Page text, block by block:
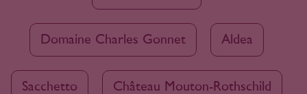
Domaine Charles Gonnet Aldea
Sacchetto Château Mouton-Rothschild